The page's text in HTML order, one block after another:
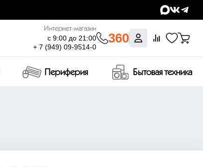
Интернет-магазин
с 9:00 до 21:00
+ 7 (949) 09-9514-0
360
Периферия Бытовая техника